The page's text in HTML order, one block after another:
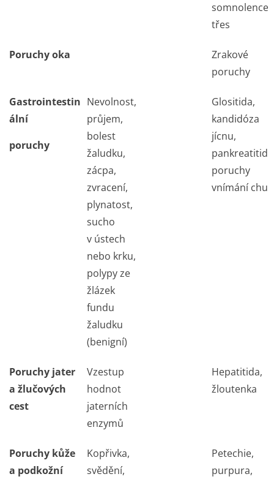
somnolence,
třes
Poruchy oka
Zrakové
poruchy
Gastrointestin
ální
poruchy
Nevolnost,
průjem,
bolest
žaludku,
zácpa,
zvracení,
plynatost,
sucho
v ústech
nebo krku,
polypy ze
žlázek
fundu
žaludku
(benigní)
Glositida,
kandidóza
jícnu,
poruchy
vnímání chuti
Poruchy jater
a žlučových
cest
Vzestup
hodnot
jaterních
enzymů
Hepatitida,
žloutenka
Poruchy kůže
a podkožní
Kopřivka,
svědění,
Petechie,
purpura,